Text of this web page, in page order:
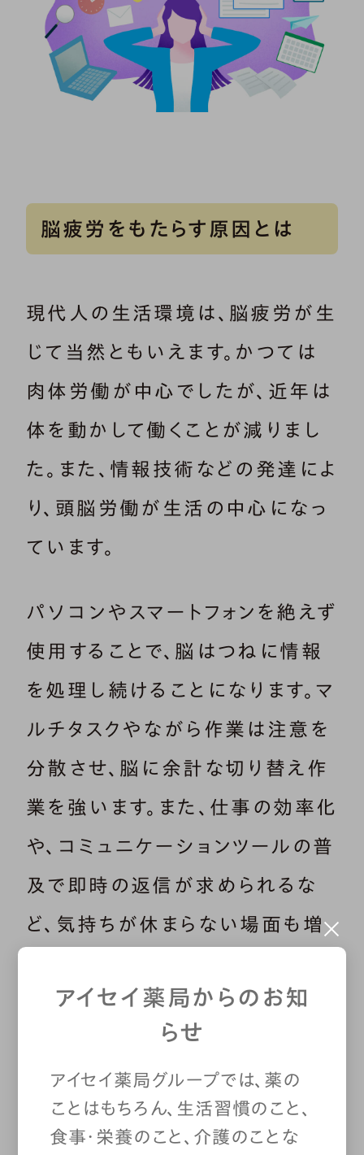
脳疲労をもたらす原因とは
現代人の生活環境は、脳疲労が生
じて当然ともいえます。かつては
肉体労働が中心でしたが、近年は
体を動かして働くことが減りまし
た。また、情報技術などの発達によ
り、頭脳労働が生活の中心になっ
ています。
パソコンやスマートフォンを絶えず
使用することで、脳はつねに情報
を処理し続けることになります。マ
ルチタスクやながら作業は注意を
分散させ、脳に余計な切り替え作
業を強います。また、仕事の効率化
や、コミュニケーションツールの普
及で即時の返信が求められるな
ど、気持ちが休まらない場面も増
重なることで、脳が休む時間が不
足しやすくなります。
脳疲労は誰にでも起こりうる状態
ですが、現代の生活習慣によって
アイセイ薬局からのお知
らせ
アイセイ薬局グループでは、薬の
ことはもちろん、生活習慣のこと、
食事・栄養のこと、介護のことな